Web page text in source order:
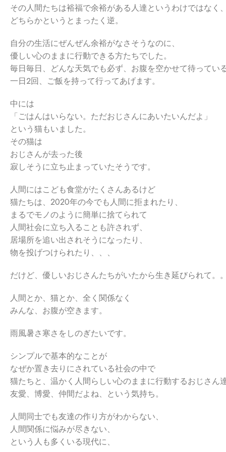
その人間たちは裕福で余裕がある人達というわけではなく、
どちらかというとまったく逆。
自分の生活にぜんぜん余裕がなさそうなのに、
優しい心のままに行動できる方たちでした。
毎日毎日、どんな天気でも必ず、お腹を空かせて待ってい
一日２回、ご飯を持って行ってあげます。
中には
「ごはんはいらない。ただおじさんにあいたいんだよ」
という猫もいました。
その猫は
おじさんが去った後
寂しそうに立ち止まっていたそうです。
人間にはこども食堂がたくさんあるけど
猫たちは、2020年の今でも人間に拒まれたり、
まるでモノのように簡単に捨てられて
人間社会に立ち入ることも許されず、
居場所を追い出されそうになったり、
物を投げつけられたり、、、
だけど、優しいおじさんたちがいたから生き延びられて。。
人間とか、猫とか、全く関係なく
みんな、お腹が空きます。
雨風暑さ寒さをしのぎたいです。
シンプルで基本的なことが
なぜか置き去りにされている社会の中で
猫たちと、温かく人間らしい心のままに行動するおじさん達
友愛、博愛、仲間だよね、という気持ち。
人間同士でも友達の作り方がわからない、
人間関係に悩みが尽きない、
という人も多くいる現代に、